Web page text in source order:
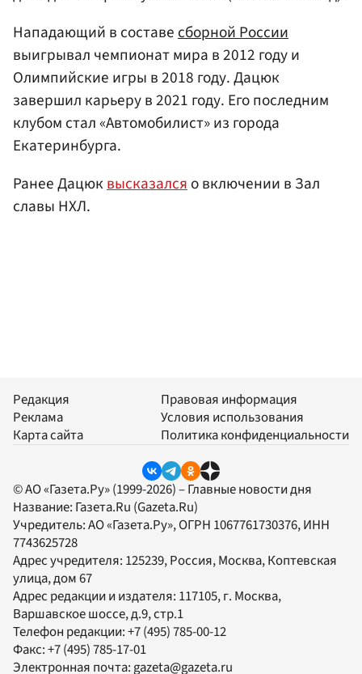
Нападающий в составесборной России
выигрывал чемпионат мира в 2012 году и
Олимпийские игры в 2018 году. Дацюк
завершил карьеру в 2021 году. Его последним
клубом стал «Автомобилист» из города
Екатеринбурга.
Ранее Дацюквысказалсяо включении в Зал
славы НХЛ.
Редакция
Реклама
Карта сайта
Правовая информация
Условия использования
Политика конфиденциальности
© АО «Газета.Ру» (1999-2026) – Главные новости дня
Название: Газета.Ru (Gazeta.Ru)
Учредитель:АО «Газета.Ру», ОГРН 1067761730376, ИНН
7743625728
Адрес учредителя: 125239, Россия, Москва, Коптевская
улица, дом 67
Адрес редакции и издателя: 117105, г. Москва,
Варшавское шоссе, д.9, стр.1
Телефон редакции:+7 (495) 785-00-12
Факс:+7 (495) 785-17-01
Электронная почта: gazeta@gazeta.ru